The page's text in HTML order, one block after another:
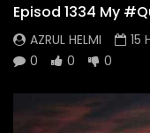
Episod 1334 My
AZRUL HELMI 15
0
0 0